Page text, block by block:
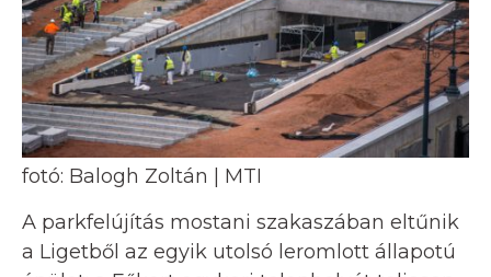
fotó: Balogh Zoltán | MTI
A parkfelújítás mostani szakaszában eltűnik
a Ligetből az egyik utolsó leromlott állapotú